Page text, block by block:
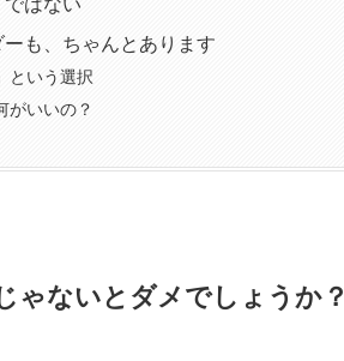
はない
も、ちゃんとあります
という選択
がいいの？
ゃないとダメでしょうか？